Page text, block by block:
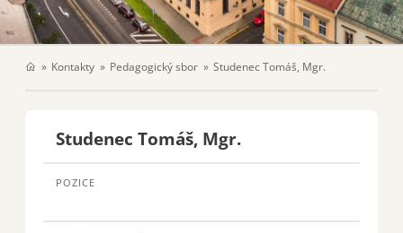
Kontakty Pedagogický sbor Studenec Tomáš, Mgr.
Studenec Tomáš, Mgr.
POZICE